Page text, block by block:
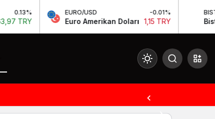
0.13%
TRY
EURO/USD -0.01%
Euro Amerikan Doları 1,15 TRY
BIST
Bist
Mod